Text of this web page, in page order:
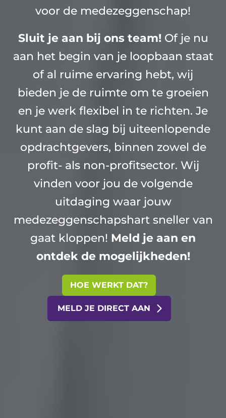
voor de medezeggenschap!
Sluit je aan bij ons team!Of je nu
aan het begin van je loopbaan staat
of al ruime ervaring hebt, wij
bieden je de ruimte om te groeien
en je werk flexibel in te richten. Je
kunt aan de slag bij uiteenlopende
opdrachtgevers, binnen zowel de
profit- als non-profitsector. Wij
vinden voor jou de volgende
uitdaging waar jouw
medezeggenschapshart sneller van
gaat kloppen! Meld je aan en
ontdek de mogelijkheden!
HOE WERKT DAT?
MELD JE DIRECT AAN